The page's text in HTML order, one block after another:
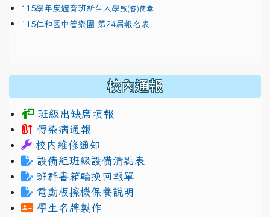
115學年度體育班新生入學甄(審)簡章
115仁和國中管樂團 第24屆報名表
校內通報
班級出缺席填報
傳染病通報
校內維修通知
設備組班級設備清點表
班群書箱輪換回報單
電動板擦機保養說明
學生名牌製作